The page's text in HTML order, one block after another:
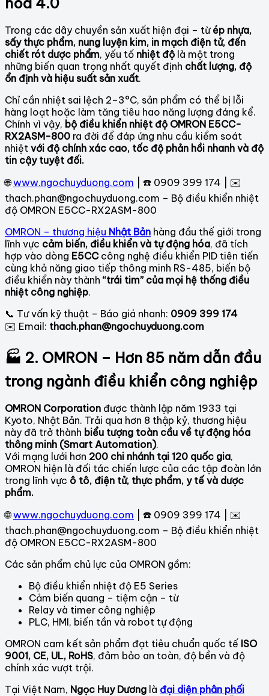
Trong các dây chuyền sản xuất hiện đại – từ ép nhựa,
sấy thực phẩm, nung luyện kim, in mạch điện tử, đến
chiết rót dược phẩm, yếu tố nhiệt độ là một trong
những biến quan trọng nhất quyết định chất lượng, độ
ổn định và hiệu suất sản xuất.
Chỉ cần nhiệt sai lệch 2–3°C, sản phẩm có thể bị lỗi
hàng loạt hoặc làm tăng tiêu hao năng lượng đáng kể.
Chính vì vậy, bộ điều khiển nhiệt độ OMRON E5CC-
RX2ASM-800 ra đời để đáp ứng nhu cầu kiểm soát
nhiệt với độ chính xác cao, tốc độ phản hồi nhanh và độ
tin cậy tuyệt đối.
🌐www.ngochuyduong.com | ☎️ 0909 399 174 | ✉️
thach.phan@ngochuyduong.com – Bộ điều khiển nhiệt
độ OMRON E5CC-RX2ASM-800
OMRON – thương hiệu Nhật Bản hàng đầu thế giới trong
lĩnh vực cảm biến, điều khiển và tự động hóa, đã tích
hợp vào dòng E5CCcông nghệ điều khiển PID tiên tiến
cùng khả năng giao tiếp thông minh RS-485, biến bộ
điều khiển này thành “trái tim” của mọi hệ thống điều
nhiệt công nghiệp.
📞 Tư vấn kỹ thuật – Báo giá nhanh: 0909 399 174
✉️ Email: thach.phan@ngochuyduong.com
🏭 2. OMRON – Hơn 85 năm dẫn đầu
trong ngành điều khiển công nghiệp
OMRON Corporation được thành lập năm 1933 tại
Kyoto, Nhật Bản. Trải qua hơn 8 thập kỷ, thương hiệu
này đã trở thành biểu tượng toàn cầu về tự động hóa
thông minh (Smart Automation).
Với mạng lưới hơn 200 chi nhánh tại 120 quốc gia,
OMRON hiện là đối tác chiến lược của các tập đoàn lớn
trong lĩnh vực ô tô, điện tử, thực phẩm, y tế và dược
phẩm.
🌐www.ngochuyduong.com | ☎️ 0909 399 174 | ✉️
thach.phan@ngochuyduong.com – Bộ điều khiển nhiệt
độ OMRON E5CC-RX2ASM-800
Các sản phẩm chủ lực của OMRON gồm:
Bộ điều khiển nhiệt độ E5 Series
Cảm biến quang – tiệm cận – từ
Relay và timer công nghiệp
PLC, HMI, biến tần và robot tự động
OMRON cam kết sản phẩm đạt tiêu chuẩn quốc tế ISO
9001, CE, UL, RoHS, đảm bảo an toàn, độ bền và độ
chính xác vượt trội.
Tại Việt Nam, Ngọc Huy Dương là đại diện phân phối